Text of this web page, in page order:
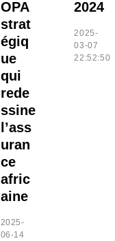
OPA
strat
égiq
ue
qui
rede
ssine
l’ass
uran
ce
afric
aine
2025-
06-14
2024
2025-
03-07
22:52:50